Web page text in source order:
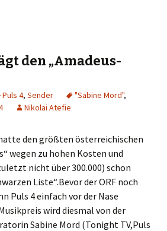
den „Amadeus-
Puls 4, Sender "Sabine Mord",
Nikolai Atefie
den größten österreichischen
wegen zu hohen Kosten und
nicht über 300.000) schon
Liste“.Bevor der ORF noch
Puls 4 einfach vor der Nase
wird diesmal von der
Sabine Mord (Tonight TV,Puls